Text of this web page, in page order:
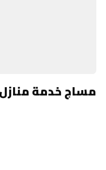
مساج خدمة منازل ٢٤ ساعة الكويت